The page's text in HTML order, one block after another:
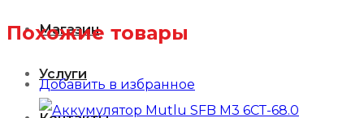
Магазин
Услуги
EFB
Похожие товары
Добавить в избранное